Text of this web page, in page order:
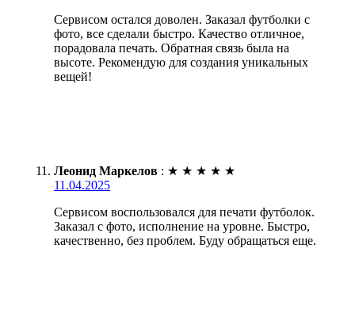
Сервисом остался доволен. Заказал футболки с
фото, все сделали быстро. Качество отличное,
порадовала печать. Обратная связь была на
высоте. Рекомендую для создания уникальных
вещей!
Леонид Маркелов : ★ ★ ★ ★ ★
11.04.2025
Сервисом воспользовался для печати футболок.
Заказал с фото, исполнение на уровне. Быстро,
качественно, без проблем. Буду обращаться еще.